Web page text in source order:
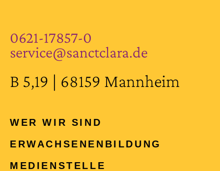
0621-17857-0
service@sanctclara.de
B 5,19 | 68159 Mannheim
WER WIR SIND
ERWACHSENEN­BILDUNG
MEDIENSTELLE